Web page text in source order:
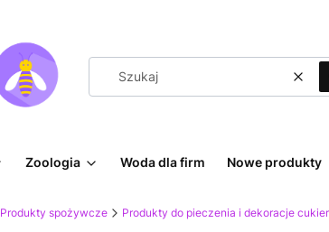
Zoologia Woda dla firm Nowe produkty
Produkty spożywcze Produkty do pieczenia i dekoracje